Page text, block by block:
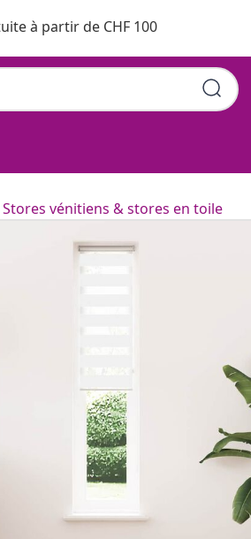
à partir de CHF 100
Stores vénitiens & stores en toile